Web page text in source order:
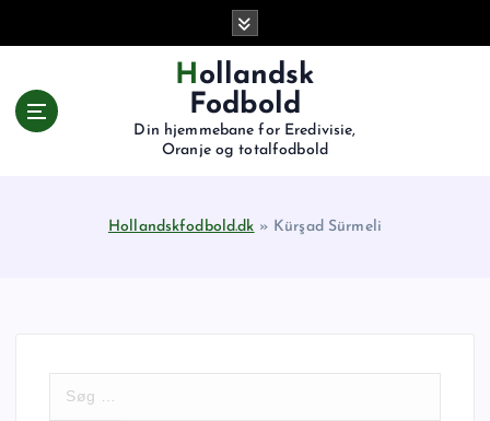
Hollandsk
Fodbold
Din hjemmebane for Eredivisie,
Oranje og totalfodbold
Hollandskfodbold.dk » Kürşad Sürmeli